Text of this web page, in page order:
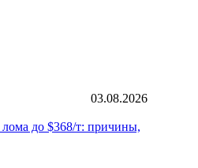
03.08.2026
до $368/т: причины,